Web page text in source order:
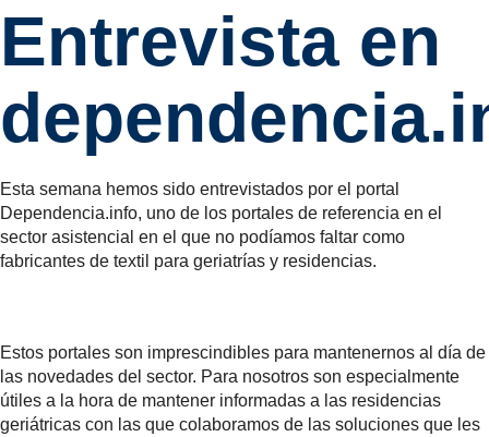
Entrevista en
Esta semana hemos sido entrevistados por el portal
Dependencia.info, uno de los portales de referencia en el
sector asistencial en el que no podíamos faltar como
fabricantes de textil para geriatrías y residencias.
Estos portales son imprescindibles para mantenernos al día de
las novedades del sector. Para nosotros son especialmente
útiles a la hora de mantener informadas a las residencias
geriátricas con las que colaboramos de las soluciones que les